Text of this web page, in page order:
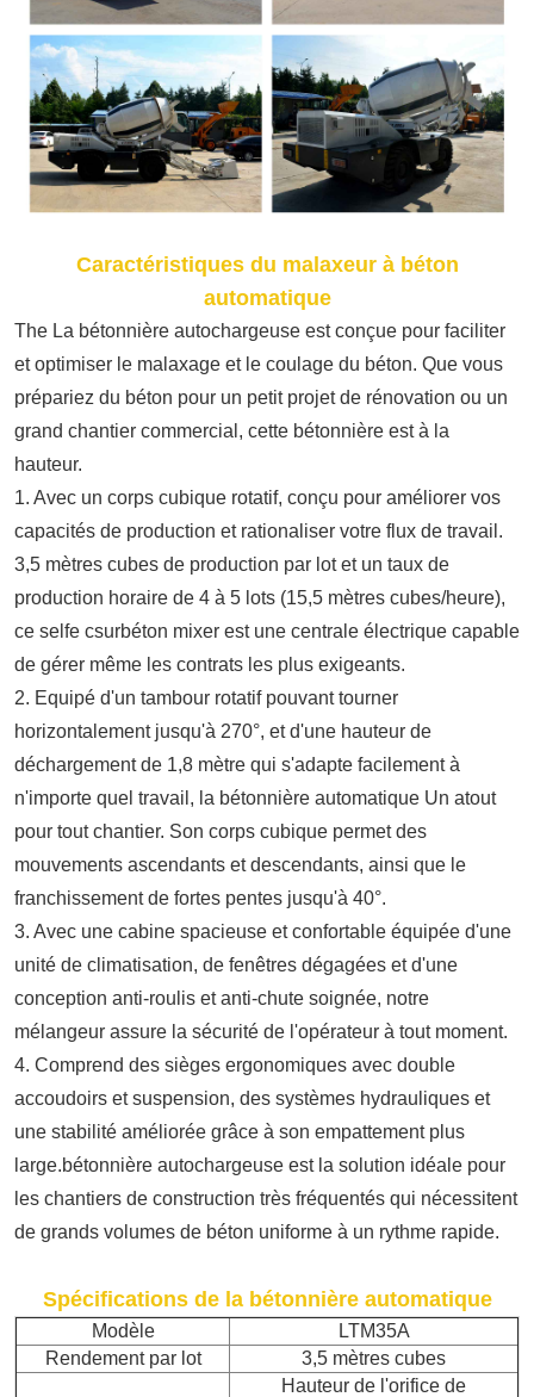
Caractéristiques du malaxeur à béton
automatique
The La bétonnière autochargeuse est conçue pour faciliter
et optimiser le malaxage et le coulage du béton. Que vous
prépariez du béton pour un petit projet de rénovation ou un
grand chantier commercial, cette bétonnière est à la
hauteur.
1. Avec un corps cubique rotatif, conçu pour améliorer vos
capacités de production et rationaliser votre flux de travail.
3,5 mètres cubes de production par lot et un taux de
production horaire de 4 à 5 lots (15,5 mètres cubes/heure),
ce selfe csurbéton mixer est une centrale électrique capable
de gérer même les contrats les plus exigeants.
2. Equipé d'un tambour rotatif pouvant tourner
horizontalement jusqu'à 270°, et d'une hauteur de
déchargement de 1,8 mètre qui s'adapte facilement à
n'importe quel travail, la bétonnière automatique Un atout
pour tout chantier. Son corps cubique permet des
mouvements ascendants et descendants, ainsi que le
franchissement de fortes pentes jusqu'à 40°.
3. Avec une cabine spacieuse et confortable équipée d'une
unité de climatisation, de fenêtres dégagées et d'une
conception anti-roulis et anti-chute soignée, notre
mélangeur assure la sécurité de l'opérateur à tout moment.
4. Comprend des sièges ergonomiques avec double
accoudoirs et suspension, des systèmes hydrauliques et
une stabilité améliorée grâce à son empattement plus
large.bétonnière autochargeuse est la solution idéale pour
les chantiers de construction très fréquentés qui nécessitent
de grands volumes de béton uniforme à un rythme rapide.
Spécifications de la bétonnière automatique
Modèle
LTM35A
Rendement par lot
3,5 mètres cubes
Hauteur de l'orifice de